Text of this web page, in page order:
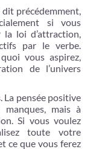
dit précédemment,
si vous
loi d’attraction,
par le verbe.
vous aspirez,
de l’univers
. La pensée positive
mais à
Si vous voulez
toute votre
ce que vous ferez